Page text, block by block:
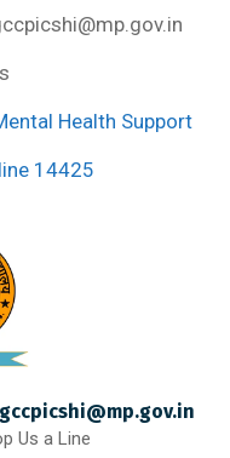
Health Support
14425
Us a Line